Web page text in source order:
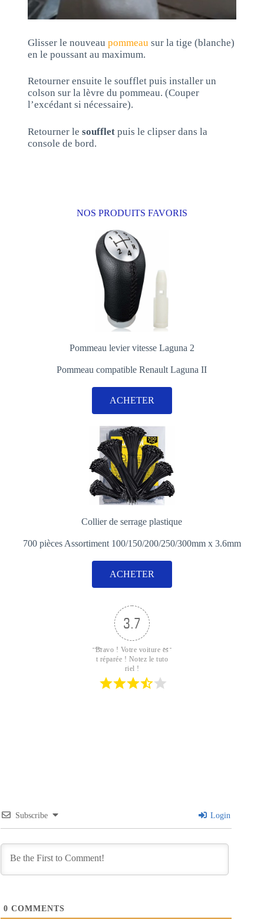
Glisser le nouveau pommeau sur la tige (blanche)
en le poussant au maximum.
Retourner ensuite le soufflet puis installer un
colson sur la lèvre du pommeau. (Couper
l’excédant si nécessaire).
Retourner le soufflet puis le clipser dans la
console de bord.
NOS PRODUITS FAVORIS
Pommeau levier vitesse Laguna 2
Pommeau compatible Renault Laguna II
ACHETER
Collier de serrage plastique
700 pièces Assortiment 100/150/200/250/300mm x 3.6mm
ACHETER
3.7
Bravo ! Votre voiture es
t réparée ! Notez le tuto
riel !
Subscribe Login
0 COMMENTS